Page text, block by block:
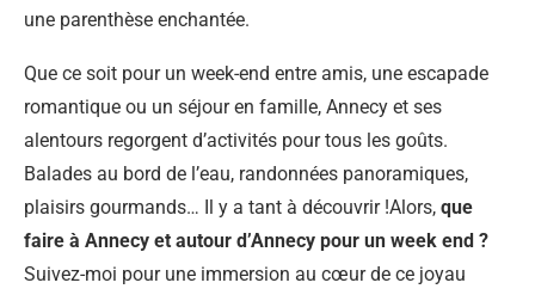
une parenthèse enchantée.
Que ce soit pour un week-end entre amis, une escapade
romantique ou un séjour en famille, Annecy et ses
alentours regorgent d’activités pour tous les goûts.
Balades au bord de l’eau, randonnées panoramiques,
plaisirs gourmands… Il y a tant à découvrir !Alors, que
faire à Annecy et autour d’Annecy pour un week end ?
Suivez-moi pour une immersion au cœur de ce joyau